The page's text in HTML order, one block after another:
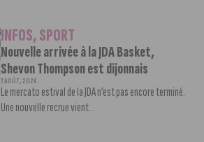
INFOS,SPORT
Nouvelle arrivée à la JDA Basket,
Shevon Thompson est dijonnais
7 AOÛT, 2026
Le mercato estival de la JDA n’est pas encore terminé.
Une nouvelle recrue vient...